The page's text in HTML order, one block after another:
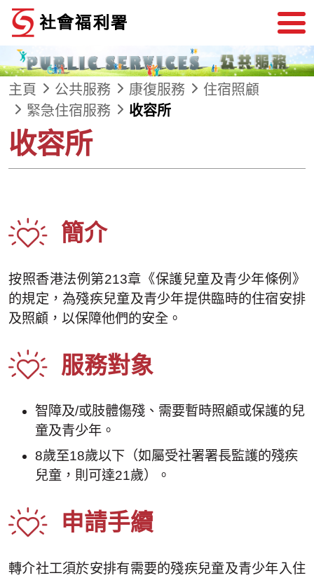
跳到內容
主頁 公共服務 康復服務
住宿照顧
緊急住宿服務
收容所
收容所
簡介
按照香港法例第213章《保護兒童及青少年條例》
的規定，為殘疾兒童及青少年提供臨時的住宿安排
及照顧，以保障他們的安全。
服務對象
智障及/或肢體傷殘、需要暫時照顧或保護的兒
童及青少年。
8歲至18歲以下（如屬受社署署長監護的殘疾
兒童，則可達21歲）。
申請手續
轉介社工須於安排有需要的殘疾兒童及青少年入住